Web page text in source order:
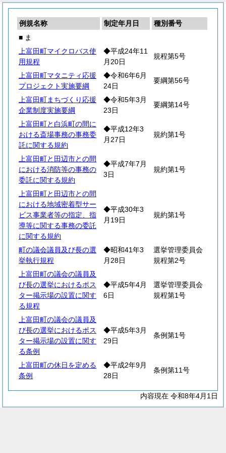
例規名称 制定年月日
種別番号
■ ま
上富田町マイクロバス使
用規程
◆平成24年11
月20日
規程第5号
上富田町マタニティ応援
プロジェクト実施要綱
◆令和6年6月
24日
要綱第56号
上富田町まちづくり応援
企業制度実施要綱
◆令和5年3月
23日
要綱第14号
上富田町と白浜町の間に
おける斎場事務の事務委
託に関する規約
◆平成12年3
月27日
規約第1号
上富田町と田辺市との間
における消防等の事務の
委託に関する規約
◆平成7年7月
3日
規約第1号
上富田町と田辺市との間
における地域密着型サー
ビス事業者等の指定、指
導等に関する事務の委託
に関する規約
◆平成30年3
月19日
規約第1号
町の議会議員及び長の選
挙執行規程
◆昭和41年3
月28日
選挙管理委員会
規程第2号
上富田町の議会の議員及
び長の選挙におけるポス
ター掲示場の設置に関す
る規程
◆平成5年4月
6日
選挙管理委員会
規程第1号
上富田町の議会の議員及
び長の選挙におけるポス
ター掲示場の設置に関す
る条例
◆平成5年3月
29日
条例第1号
上富田町の休日を定める
条例
◆平成2年9月
28日
条例第11号
内容現在 令和8年4月1日